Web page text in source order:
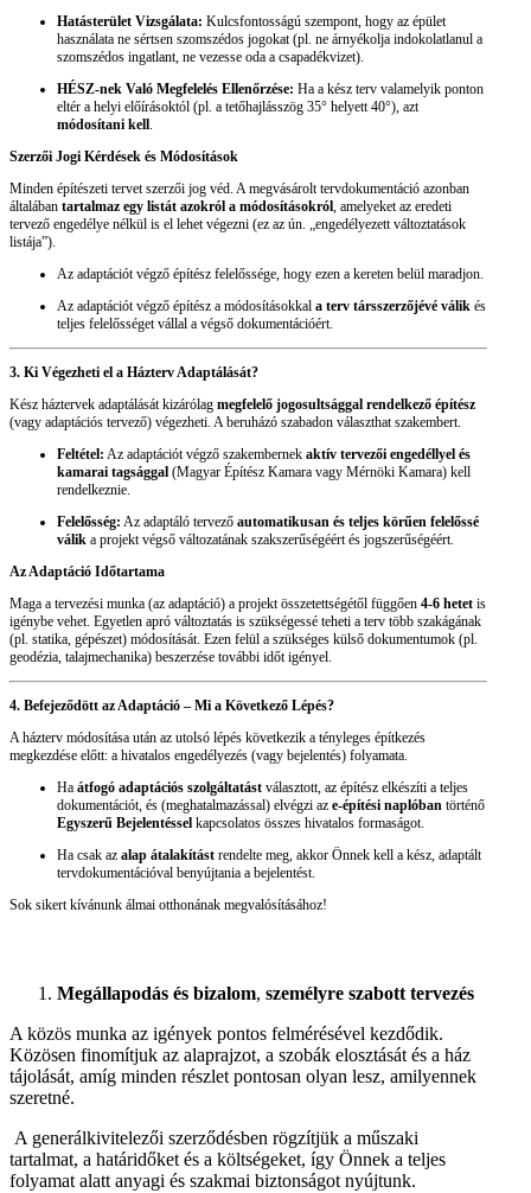
Hatásterület Vizsgálata: Kulcsfontosságú szempont, hogy az épület
használata ne sértsen szomszédos jogokat (pl. ne árnyékolja indokolatlanul a
szomszédos ingatlant, ne vezesse oda a csapadékvizet).
HÉSZ-nek Való Megfelelés Ellenőrzése: Ha a kész terv valamelyik ponton
eltér a helyi előírásoktól (pl. a tetőhajlásszög 35° helyett 40°), azt
módosítani kell.
Szerzői Jogi Kérdések és Módosítások
Minden építészeti tervet szerzői jog véd. A megvásárolt tervdokumentáció azonban
általában tartalmaz egy listát azokról a módosításokról, amelyeket az eredeti
tervező engedélye nélkül is el lehet végezni (ez az ún. „engedélyezett változtatások
listája”).
Az adaptációt végző építész felelőssége, hogy ezen a kereten belül maradjon.
Az adaptációt végző építész a módosításokkal a terv társszerzőjévé válik és
teljes felelősséget vállal a végső dokumentációért.
3. Ki Végezheti el a Házterv Adaptálását?
Kész háztervek adaptálását kizárólag megfelelő jogosultsággal rendelkező építész
(vagy adaptációs tervező) végezheti. A beruházó szabadon választhat szakembert.
Feltétel: Az adaptációt végző szakembernek aktív tervezői engedéllyel és
kamarai tagsággal (Magyar Építész Kamara vagy Mérnöki Kamara) kell
rendelkeznie.
Felelősség: Az adaptáló tervező automatikusan és teljes körűen felelőssé
válik a projekt végső változatának szakszerűségéért és jogszerűségéért.
Az Adaptáció Időtartama
Maga a tervezési munka (az adaptáció) a projekt összetettségétől függően 4-6 hetet is
igénybe vehet. Egyetlen apró változtatás is szükségessé teheti a terv több szakágának
(pl. statika, gépészet) módosítását. Ezen felül a szükséges külső dokumentumok (pl.
geodézia, talajmechanika) beszerzése további időt igényel.
4. Befejeződött az Adaptáció – Mi a Következő Lépés?
A házterv módosítása után az utolsó lépés következik a tényleges építkezés
megkezdése előtt: a hivatalos engedélyezés (vagy bejelentés) folyamata.
Ha átfogó adaptációs szolgáltatást választott, az építész elkészíti a teljes
dokumentációt, és (meghatalmazással) elvégzi az e-építési naplóban történő
Egyszerű Bejelentéssel kapcsolatos összes hivatalos formaságot.
Ha csak az alap átalakítást rendelte meg, akkor Önnek kell a kész, adaptált
tervdokumentációval benyújtania a bejelentést.
Sok sikert kívánunk álmai otthonának megvalósításához!
Megállapodás és bizalom, személyre szabott tervezés
A közös munka az igények pontos felmérésével kezdődik.
Közösen finomítjuk az alaprajzot, a szobák elosztását és a ház
tájolását, amíg minden részlet pontosan olyan lesz, amilyennek
szeretné.
A generálkivitelezői szerződésben rögzítjük a műszaki
tartalmat, a határidőket és a költségeket, így Önnek a teljes
folyamat alatt anyagi és szakmai biztonságot nyújtunk.